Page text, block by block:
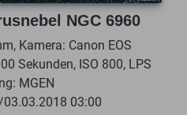
NGC 6960
Kamera: Canon EOS
Sekunden, ISO 800, LPS
MGEN
03:00